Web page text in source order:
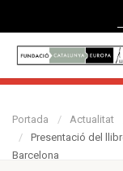
Portada Actualitat
Presentació del
Barcelona